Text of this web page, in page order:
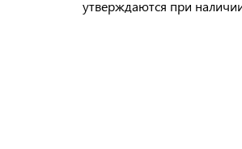
утверждаются при